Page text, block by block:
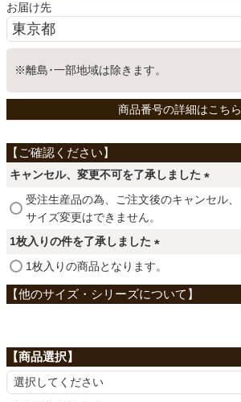
ホームオフィス
寝具
ファブリック
カーテン
ラグ
お届け先
※離島･一部地域は除きます。
商品番号の詳細はこちら
キャンセル、変更不可を了承しました
(
受注生産品の為、ご注文後のキャンセル、
サイズ変更はできません。
1枚入りの件を了承しました
(
必
須
1枚入りの商品となります。